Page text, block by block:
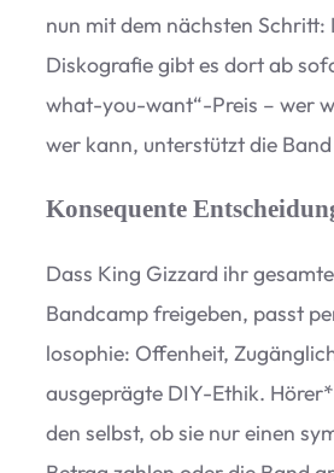
nun mit dem nächs­ten Schritt:
Dis­ko­gra­fie gibt es dort ab
what-you-want“-Preis – wer
wer kann, unter­stützt die
Konsequente
Dass King Giz­zard ihr
Band­camp frei­ge­ben, passt
lo­so­phie: Offen­heit,
aus­ge­prägte DIY-Ethik.
den selbst, ob sie nur einen